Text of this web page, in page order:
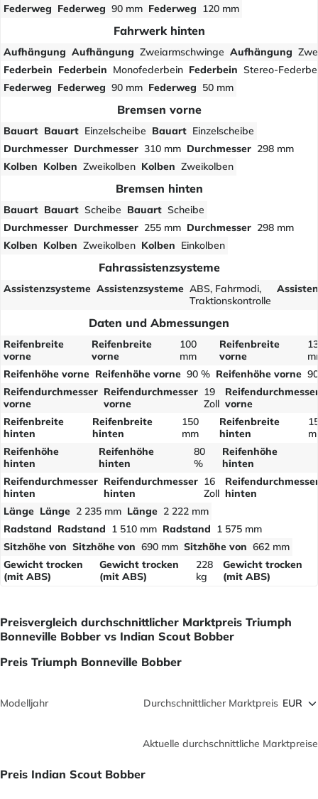
Federweg Federweg 90 mm Federweg 120 mm
Fahrwerk hinten
Aufhängung Aufhängung Zweiarmschwinge Aufhängung
Federbein Federbein Monofederbein Federbein Stereo-
Federweg Federweg 90 mm Federweg 50 mm
Bremsen vorne
Bauart Bauart Einzelscheibe Bauart Einzelscheibe
Durchmesser Durchmesser 310 mm Durchmesser 298 mm
Kolben Kolben Zweikolben Kolben Zweikolben
Bremsen hinten
Bauart Bauart Scheibe Bauart Scheibe
Durchmesser Durchmesser 255 mm Durchmesser 298 mm
Kolben Kolben Zweikolben Kolben Einkolben
Fahrassistenzsysteme
Assistenzsysteme Assistenzsysteme ABS, Fahrmodi,
Traktionskontrolle
Daten und Abmessungen
Reifenbreite
vorne
Reifenbreite
vorne
100
mm
Reifenbreite
vorne
Reifenhöhe vorne Reifenhöhe vorne 90 % Reifenhöhe vorne
Reifendurchmesser
vorne
Reifendurchmesser
vorne
19
Zoll vorne
Reifenbreite
hinten
Reifenbreite
hinten
150
mm
Reifenbreite
hinten
Reifenhöhe
hinten
Reifenhöhe
hinten
80
%
Reifenhöhe
hinten
Reifendurchmesser
hinten
Reifendurchmesser
hinten
16
Zoll hinten
Länge Länge 2 235 mm Länge 2 222 mm
Radstand Radstand 1 510 mm Radstand 1 575 mm
Sitzhöhe von Sitzhöhe von 690 mm Sitzhöhe von 662 mm
Gewicht trocken
(mit ABS)
Gewicht trocken
(mit ABS)
228
kg
Gewicht trocken
(mit ABS)
Preisvergleich durchschnittlicher Marktpreis Triumph
Bonneville Bobber vs Indian Scout Bobber
Preis Triumph Bonneville Bobber
Modelljahr Durchschnittlicher Marktpreis
Aktuelle durchschnittliche Marktpreise
Preis Indian Scout Bobber